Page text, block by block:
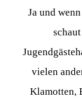
Ja und
vielen
Klamotten,